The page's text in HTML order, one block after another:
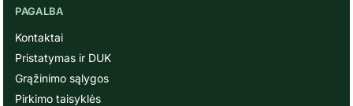
PAGALBA
Kontaktai
Pristatymas ir DUK
Grąžinimo sąlygos
Pirkimo taisyklės